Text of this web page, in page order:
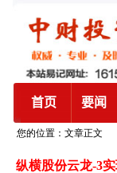
您的位置：文章正文
纵横股份云龙-3